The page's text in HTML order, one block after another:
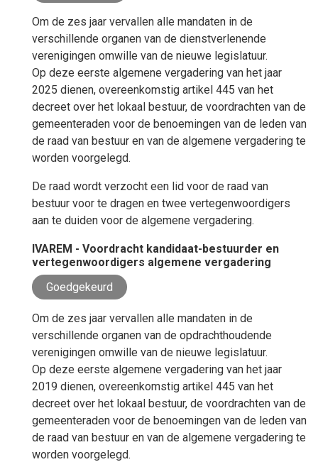
Om de zes jaar vervallen alle mandaten in de
verschillende organen van de dienstverlenende
verenigingen omwille van de nieuwe legislatuur.
Op deze eerste algemene vergadering van het jaar
2025 dienen, overeenkomstig artikel 445 van het
decreet over het lokaal bestuur, de voordrachten van de
gemeenteraden voor de benoemingen van de leden van
de raad van bestuur en van de algemene vergadering te
worden voorgelegd.
De raad wordt verzocht een lid voor de raad van
bestuur voor te dragen en twee vertegenwoordigers
aan te duiden voor de algemene vergadering.
IVAREM - Voordracht kandidaat-bestuurder en
vertegenwoordigers algemene vergadering
Goedgekeurd
Om de zes jaar vervallen alle mandaten in de
verschillende organen van de opdrachthoudende
verenigingen omwille van de nieuwe legislatuur.
Op deze eerste algemene vergadering van het jaar
2019 dienen, overeenkomstig artikel 445 van het
decreet over het lokaal bestuur, de voordrachten van de
gemeenteraden voor de benoemingen van de leden van
de raad van bestuur en van de algemene vergadering te
worden voorgelegd.